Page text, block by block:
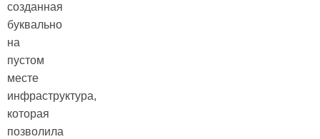
созданная
буквально
на
пустом
месте
инфраструктура,
которая
позволила